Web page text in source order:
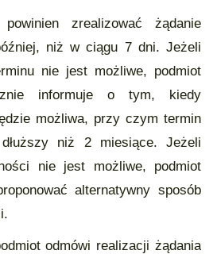
zrealizować żądanie
niż w ciągu 7 dni. Jeżeli
nie jest możliwe, podmiot
informuje o tym, kiedy
możliwa, przy czym termin
niż 2 miesiące. Jeżeli
nie jest możliwe, podmiot
alternatywny sposób
odmówi realizacji żądania